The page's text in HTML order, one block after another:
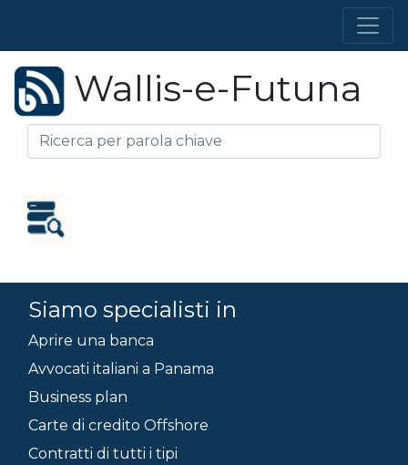
Wallis-e-Futuna
Siamo specialisti in
Aprire una banca
Avvocati italiani a Panama
Business plan
Carte di credito Offshore
Contratti di tutti i tipi